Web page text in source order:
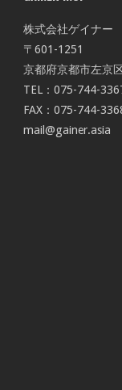
株式会社ゲイナー
〒601-1251
京都府京都市左京
TEL：075-744-
FAX：075-744-
mail@gainer.asia